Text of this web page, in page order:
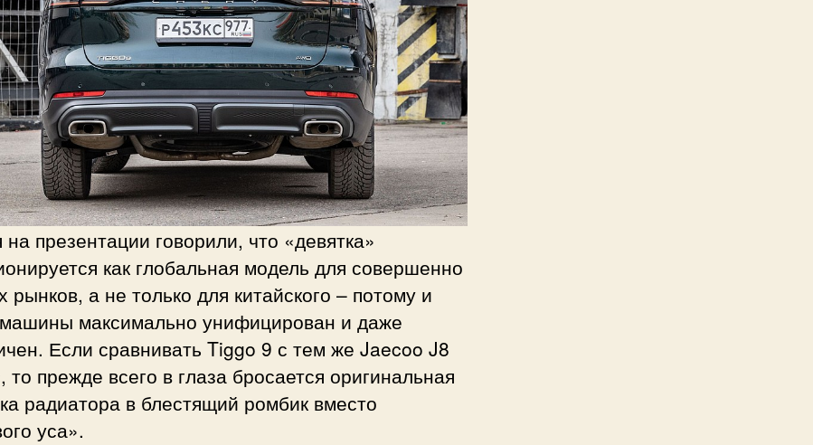
презентации говорили, что «девятка»
как глобальная модель для совершенно
рынков, а не только для китайского – потому и
максимально унифицирован и даже
Если сравнивать Tiggo 9 с тем же Jaecoo J8
то прежде всего в глаза бросается оригинальная
радиатора в блестящий ромбик вместо
уса».